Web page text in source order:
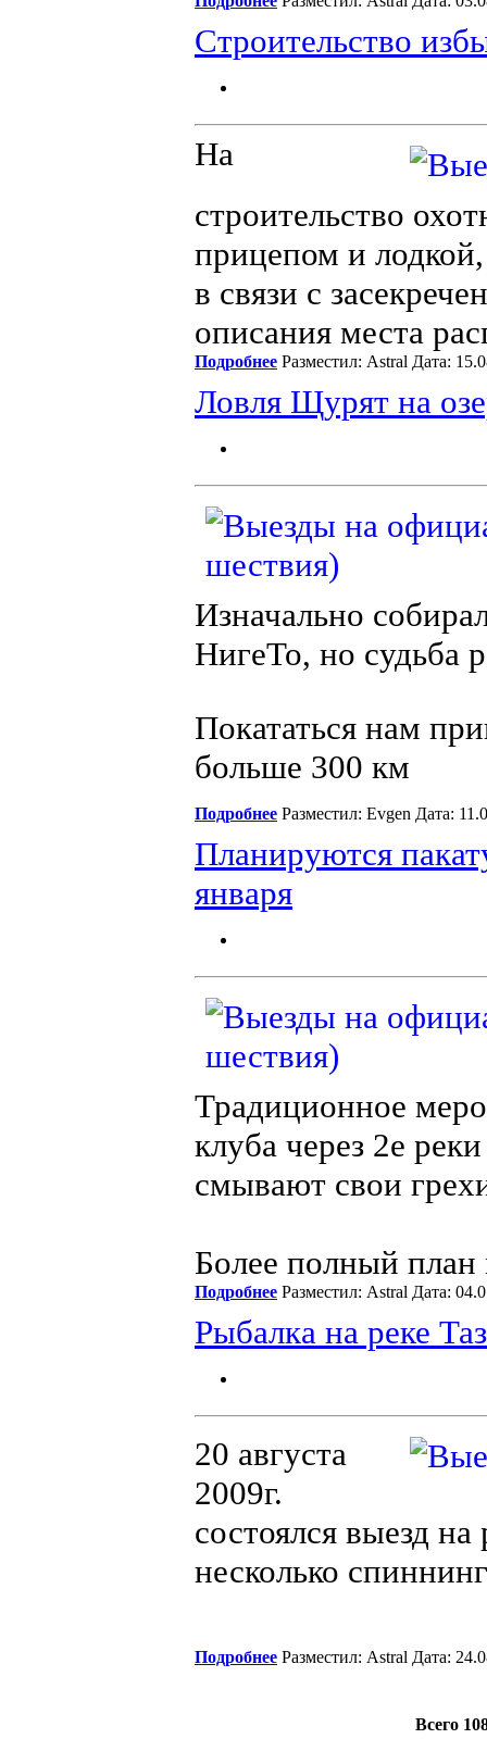
Строительство
На
строительство
прицепом и
в связи с
описания места
Подробнее Разместил: Astral Дата:
Ловля Щурят на
Изначально
НигеТо, но судьба
Покататься нам
больше 300 км
Подробнее Разместил: Evgen Дата:
Планируются
января
Традиционное
клуба через 2е
смывают свои
Более полный план
Подробнее Разместил: Astral Дата:
Рыбалка на реке Таз
20 августа
2009г.
состоялся выезд
несколько
Подробнее Разместил: Astral Дата:
Всего